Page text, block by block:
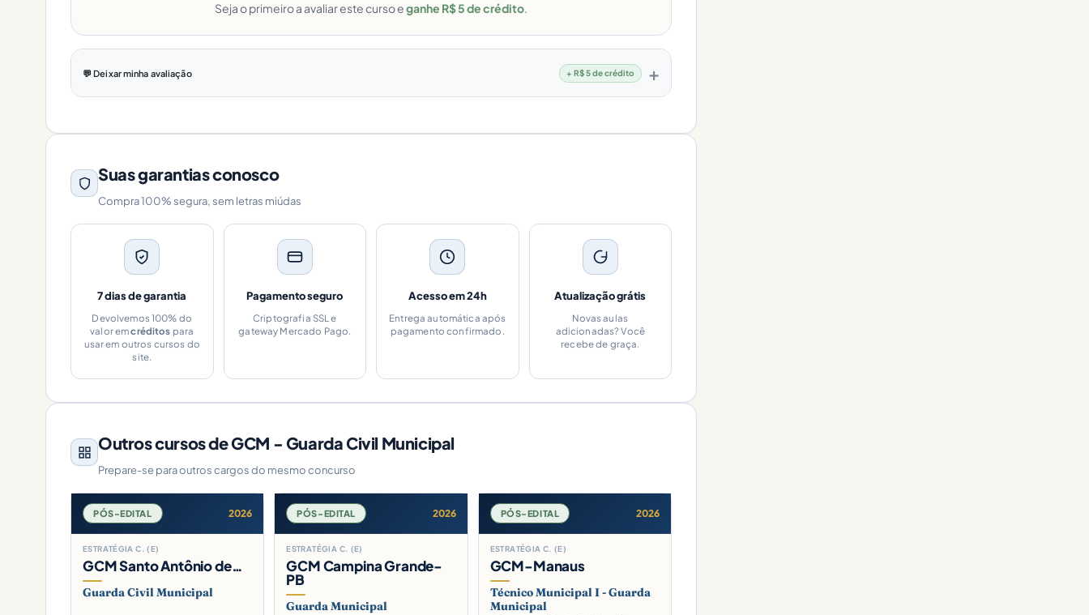
Seja o primeiro a avaliar este curso eganhe R$ 5 de crédito.
💬 Deixar minha avaliação + R$ 5 de crédito
Suas garantias conosco
Compra 100% segura, sem letras miúdas
7 dias de garantia
Devolvemos 100% do
valor emcréditos para
usar em outros cursos do
site.
Pagamento seguro
Criptografia SSL e
gateway Mercado Pago.
Acesso em 24h
Entrega automática após
pagamento confirmado.
Atualização grátis
Novas aulas
adicionadas? Você
recebe de graça.
Outros cursos de GCM - Guarda Civil Municipal
Prepare-se para outros cargos do mesmo concurso
PÓS-EDITAL 2026
ESTRATÉGIA C. (E)
GCM Santo Antônio de…
Guarda Civil Municipal
PÓS-EDITAL 2026
ESTRATÉGIA C. (E)
GCM Campina Grande-
PB
Guarda Municipal
PÓS-EDITAL 2026
ESTRATÉGIA C. (E)
GCM-Manaus
Técnico Municipal I - Guarda
Municipal